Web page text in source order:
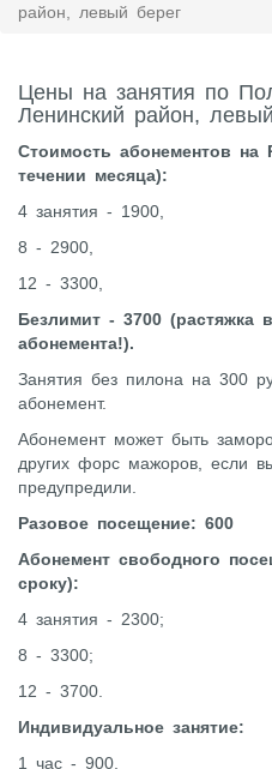
район, левый берег
Цены на занятия по
Ленинский район,
Стоимость абонементов на
течении месяца):
4 занятия - 1900,
8 - 2900,
12 - 3300,
Безлимит - 3700 (растяжка
абонемента!).
Занятия без пилона на 300
абонемент.
Абонемент может быть
других форс мажоров, если
предупредили.
Разовое посещение: 600
Абонемент свободного
сроку):
4 занятия - 2300;
8 - 3300;
12 - 3700.
Индивидуальное занятие:
1 час - 900,